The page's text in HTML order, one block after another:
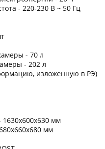
- 220-230 В ~ 50 Гц
- 70 л
- 202 л
изложенную в РЭ)
1630х600х630 мм
мм